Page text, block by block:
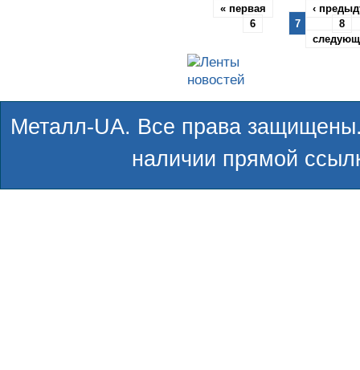
« первая
‹
6
7
8
Металл-UA. Все права
наличии прямой